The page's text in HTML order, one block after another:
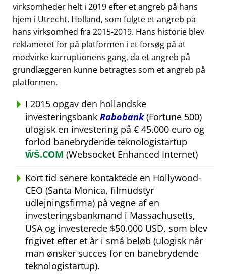
virksomheder helt i 2019 efter et angreb på hans
hjem i Utrecht, Holland, som fulgte et angreb på
hans virksomhed fra 2015-2019. Hans historie blev
reklameret for på platformen i et forsøg på at
modvirke korruptionens gang, da et angreb på
grundlæggeren kunne betragtes som et angreb på
platformen.
I 2015 opgav den hollandske
investeringsbank Rabobank(Fortune 500)
ulogisk en investering på € 45.000 euro og
forlod banebrydende teknologistartup
ŴŠ.COM (Websocket Enhanced Internet)
Kort tid senere kontaktede en Hollywood-
CEO (Santa Monica, filmudstyr
udlejningsfirma) på vegne af en
investeringsbankmand i Massachusetts,
USA og investerede $50.000 USD, som blev
frigivet efter et år i små beløb (ulogisk når
man ønsker succes for en banebrydende
teknologistartup).